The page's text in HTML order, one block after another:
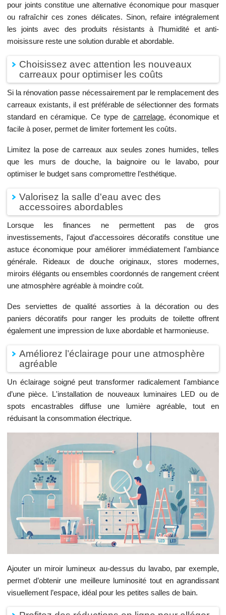
pour joints constitue une alternative économique pour masquer
ou rafraîchir ces zones délicates. Sinon, refaire intégralement
les joints avec des produits résistants à l’humidité et anti-
moisissure reste une solution durable et abordable.
Choisissez avec attention les nouveaux
carreaux pour optimiser les coûts
Si la rénovation passe nécessairement par le remplacement des
carreaux existants, il est préférable de sélectionner des formats
standard en céramique. Ce type de carrelage, économique et
facile à poser, permet de limiter fortement les coûts.
Limitez la pose de carreaux aux seules zones humides, telles
que les murs de douche, la baignoire ou le lavabo, pour
optimiser le budget sans compromettre l’esthétique.
Valorisez la salle d'eau avec des
accessoires abordables
Lorsque les finances ne permettent pas de gros
investissements, l’ajout d’accessoires décoratifs constitue une
astuce économique pour améliorer immédiatement l’ambiance
générale. Rideaux de douche originaux, stores modernes,
miroirs élégants ou ensembles coordonnés de rangement créent
une atmosphère agréable à moindre coût.
Des serviettes de qualité assorties à la décoration ou des
paniers décoratifs pour ranger les produits de toilette offrent
également une impression de luxe abordable et harmonieuse.
Améliorez l’éclairage pour une atmosphère
agréable
Un éclairage soigné peut transformer radicalement l'ambiance
d’une pièce. L'installation de nouveaux luminaires LED ou de
spots encastrables diffuse une lumière agréable, tout en
réduisant la consommation électrique.
Ajouter un miroir lumineux au-dessus du lavabo, par exemple,
permet d’obtenir une meilleure luminosité tout en agrandissant
visuellement l’espace, idéal pour les petites salles de bain.